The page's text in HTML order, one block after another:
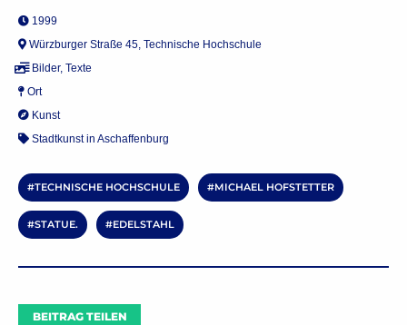
1999
Würzburger Straße 45, Technische Hochschule
Bilder, Texte
Ort
Kunst
Stadtkunst in Aschaffenburg
TECHNISCHE HOCHSCHULE MICHAEL HOFSTETTER
STATUE. EDELSTAHL
BEITRAG TEILEN